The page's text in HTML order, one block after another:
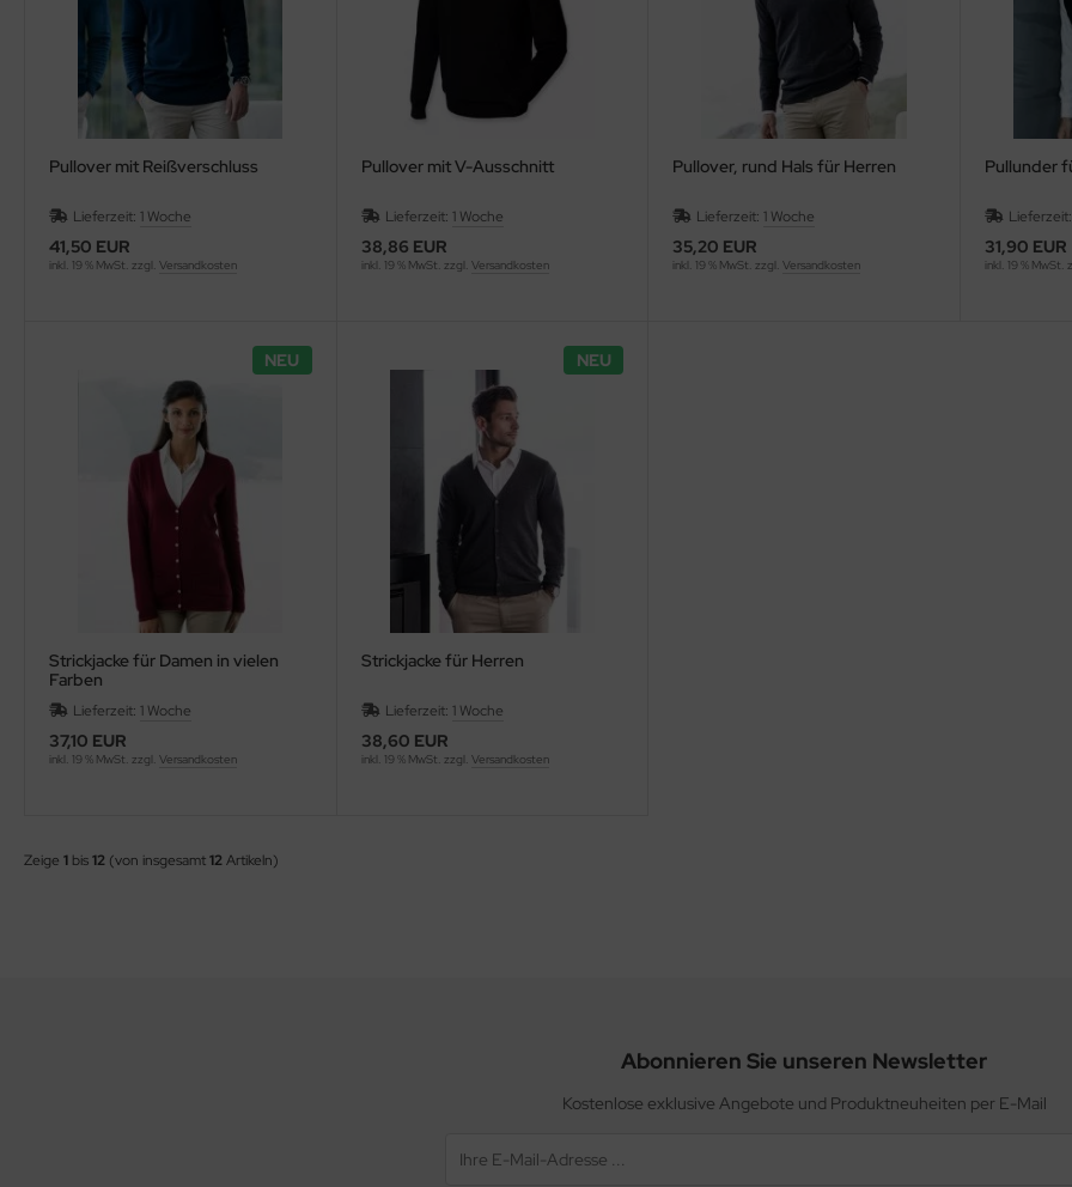
Pullover mit Reißverschluss
Lieferzeit: 1 Woche
41,50 EUR
inkl. 19 % MwSt. zzgl. Versandkosten
Pullover mit V-Ausschnitt
Lieferzeit: 1 Woche
38,86 EUR
inkl. 19 % MwSt. zzgl. Versandkosten
Pullover, rund Hals für Herren
Lieferzeit:1 Woche
35,20 EUR
inkl. 19 % MwSt. zzgl.Versandkosten
Pullunder
31,90 EUR
inkl. 19 % MwSt.
NEU
Strickjacke für Damen in vielen
Farben
Lieferzeit: 1 Woche
37,10 EUR
inkl. 19 % MwSt. zzgl. Versandkosten
NEU
Strickjacke für Herren
Lieferzeit: 1 Woche
38,60 EUR
inkl. 19 % MwSt. zzgl. Versandkosten
Zeige 1 bis12 (von insgesamt12Artikeln)
Abonnieren Sie unseren Newsletter
Kostenlose exklusive Angebote und Produktneuheiten per E-Mail